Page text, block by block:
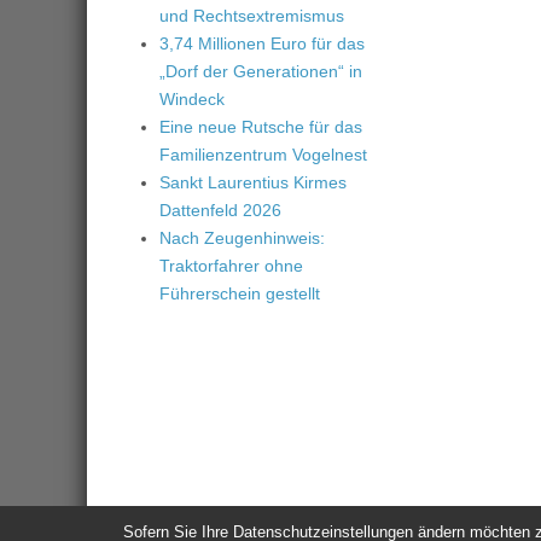
und Rechtsextremismus
3,74 Millionen Euro für das
„Dorf der Generationen“ in
Windeck
Eine neue Rutsche für das
Familienzentrum Vogelnest
Sankt Laurentius Kirmes
Dattenfeld 2026
Nach Zeugenhinweis:
Traktorfahrer ohne
Führerschein gestellt
Sofern Sie Ihre Datenschutzeinstellungen ändern